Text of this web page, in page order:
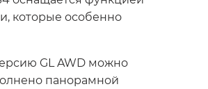
которые особенно
GL AWD можно
панорамной